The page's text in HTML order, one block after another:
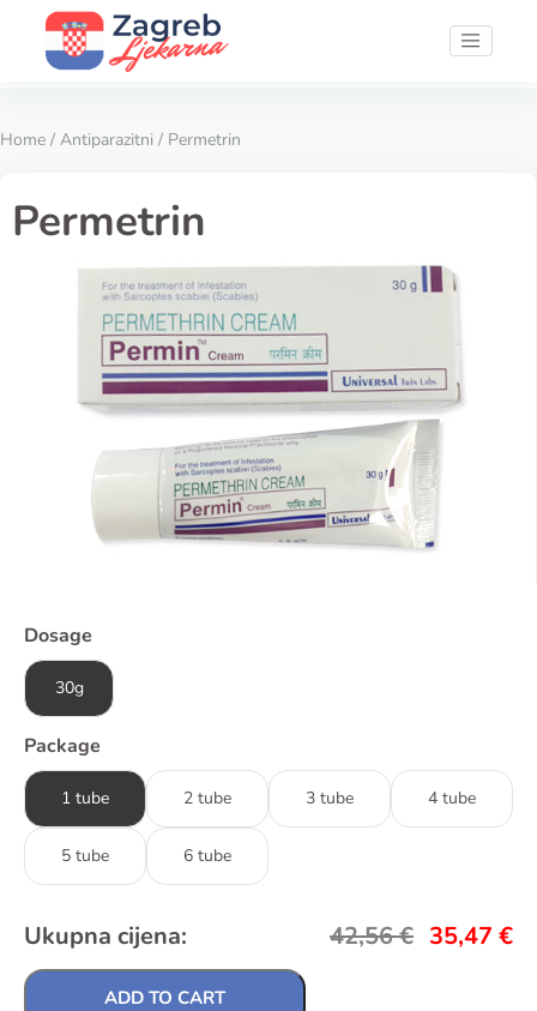
Home / Antiparazitni / Permetrin
Permetrin
Dosage
30g
Package
1 tube 2 tube 3 tube 4 tube
5 tube 6 tube
Ukupna cijena: 42,56€ 35,47 €
ADD TO CART